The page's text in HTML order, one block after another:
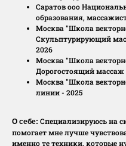
Саратов ооо
образования,
Москва "Школа
Скульптурирующий
2026
Москва "Школа
Дорогостоящий
Москва "Школа
линии - 2025
О себе: Специализируюсь на
помогает мне лучше
именно те техники, которые